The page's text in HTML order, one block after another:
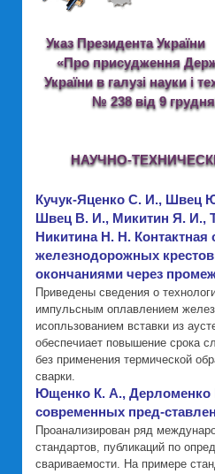
Указ Президента України
«Про присудження
України в галузі науки і
№ 238 від 9
НАУЧНО-
Кучук-Яценко С. И., Швец
Швец В. И., Микитин Я. И.,
Никитина Н. Н. Контактная
железнодорожных
окончаниями через
Приведены сведения о
импульсным оплавлением
исопльзованием вставки из
обеспечиает повышение срока
без применения термической
сварки.
Ющенко К. А., Дерломенко
современных пред-
Проанализирован ряд
стандартов, публикаций по
свариваемости. На примере